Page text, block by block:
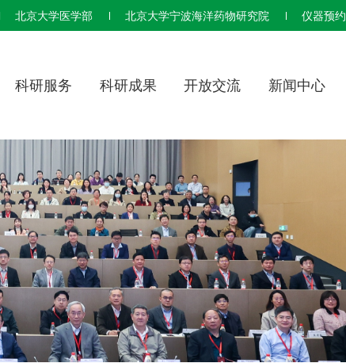
北京大学医学部 北京大学宁波海洋药物研究院 仪器预约
科研服务 科研成果 开放交流 新闻中心